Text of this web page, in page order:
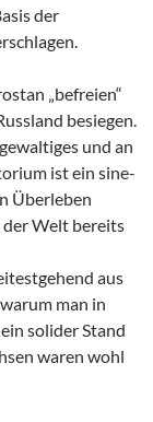
der
„befreien“
besiegen.
und an
ist ein sine-
Überleben
der Welt bereits
aus
man in
solider Stand
waren wohl